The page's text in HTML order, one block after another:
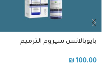
بايوبالانس سيروم الترميم
₪ 100.00